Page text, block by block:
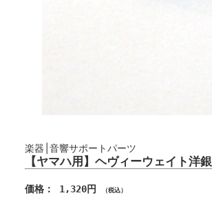
楽器│音響サポートパーツ
【ヤマハ用】ヘヴィーウェイト洋銀
価格： 1,320円 （税込）